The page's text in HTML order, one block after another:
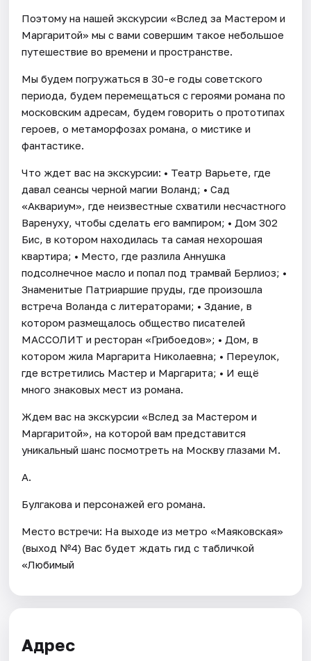
Поэтому на нашей экскурсии «Вслед за Мастером и
Маргаритой» мы с вами совершим такое небольшое
путешествие во времени и пространстве.
Мы будем погружаться в 30-е годы советского
периода, будем перемещаться с героями романа по
московским адресам, будем говорить о прототипах
героев, о метаморфозах романа, о мистике и
фантастике.
Что ждет вас на экскурсии: • Театр Варьете, где
давал сеансы черной магии Воланд; • Сад
«Аквариум», где неизвестные схватили несчастного
Варенуху, чтобы сделать его вампиром; • Дом 302
Бис, в котором находилась та самая нехорошая
квартира; • Место, где разлила Аннушка
подсолнечное масло и попал под трамвай Берлиоз; •
Знаменитые Патриаршие пруды, где произошла
встреча Воланда с литераторами; • Здание, в
котором размещалось общество писателей
МАССОЛИТ и ресторан «Грибоедов»; • Дом, в
котором жила Маргарита Николаевна; • Переулок,
где встретились Мастер и Маргарита; • И ещё
много знаковых мест из романа.
Ждем вас на экскурсии «Вслед за Мастером и
Маргаритой», на которой вам представится
уникальный шанс посмотреть на Москву глазами М.
А.
Булгакова и персонажей его романа.
Место встречи: На выходе из метро «Маяковская»
(выход №4) Вас будет ждать гид с табличкой
«Любимый
Адрес